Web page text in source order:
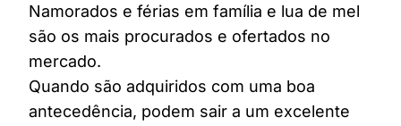
Namorados e férias em família e lua de mel
são os mais procurados e ofertados no
mercado.
Quando são adquiridos com uma boa
antecedência, podem sair a um excelente